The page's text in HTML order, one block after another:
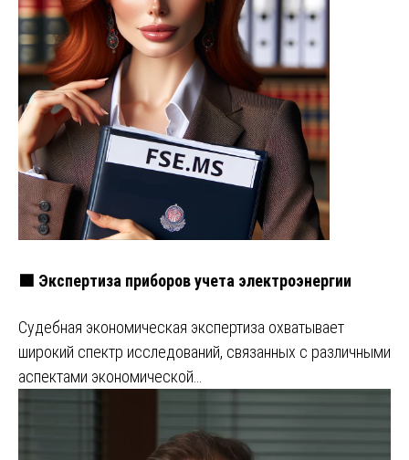
🟩 Экспертиза приборов учета электроэнергии
Судебная экономическая экспертиза охватывает
широкий спектр исследований, связанных с различными
аспектами экономической…